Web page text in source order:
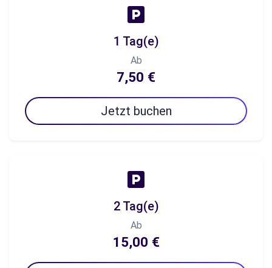
1 Tag(e)
Ab
7,50 €
Jetzt buchen
2 Tag(e)
Ab
15,00 €